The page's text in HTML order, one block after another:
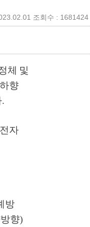
조회수 : 1681424
체 및
향
.
자
방
향)